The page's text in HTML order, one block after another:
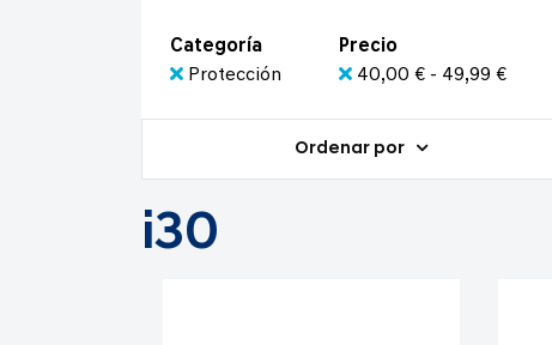
Categoría
Protección
Precio
40,00 € - 49,99 €
Ordenar por
i30